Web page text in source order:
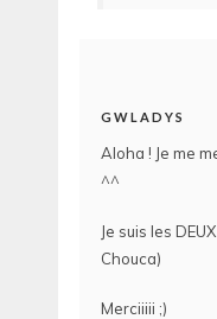
GWLADYS
Aloha ! Je me
^^
Je suis les
Chouca)
Merciiiii ;)